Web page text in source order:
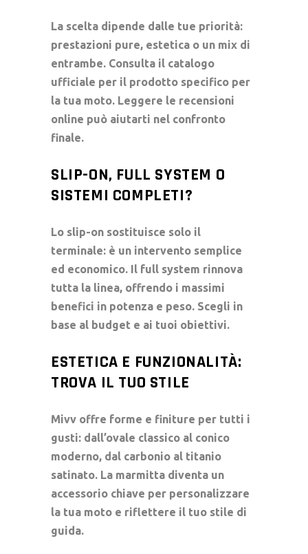
La scelta dipende dalle tue priorità:
prestazioni pure, estetica o un mix di
entrambe. Consulta il catalogo
ufficiale per il prodotto specifico per
la tua moto. Leggere le recensioni
online può aiutarti nel confronto
finale.
SLIP-ON, FULL SYSTEM O
SISTEMI COMPLETI?
Lo slip-on sostituisce solo il
terminale: è un intervento semplice
ed economico. Il full system rinnova
tutta la linea, offrendo i massimi
benefici in potenza e peso. Scegli in
base al budget e ai tuoi obiettivi.
ESTETICA E FUNZIONALITÀ:
TROVA IL TUO STILE
Mivv offre forme e finiture per tutti i
gusti: dall’ovale classico al conico
moderno, dal carbonio al titanio
satinato. La marmitta diventa un
accessorio chiave per personalizzare
la tua moto e riflettere il tuo stile di
guida.